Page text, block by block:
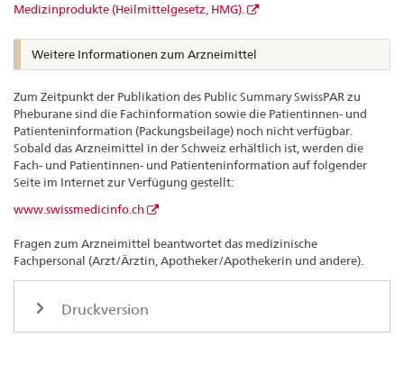
Medizinprodukte (Heilmittelgesetz, HMG).
Weitere Informationen zum Arzneimittel
Zum Zeitpunkt der Publikation des Public Summary SwissPAR zu
Pheburane sind die Fachinformation sowie die Patientinnen- und
Patienteninformation (Packungsbeilage) noch nicht verfügbar.
Sobald das Arzneimittel in der Schweiz erhältlich ist, werden die
Fach- und Patientinnen- und Patienteninformation auf folgender
Seite im Internet zur Verfügung gestellt:
www.swissmedicinfo.ch
Fragen zum Arzneimittel beantwortet das medizinische
Fachpersonal (Arzt/Ärztin, Apotheker/Apothekerin und andere).
Druckversion